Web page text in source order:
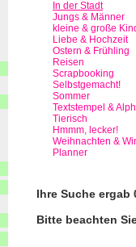
In der Stadt
Jungs & Männer
kleine & große
Liebe & Hochzeit
Ostern & Frühling
Reisen
Scrapbooking
Selbstgemacht!
Sommer
Textstempel &
Tierisch
Hmmm, lecker!
Weihnachten &
Planner
Ihre Suche ergab
Bitte beachten